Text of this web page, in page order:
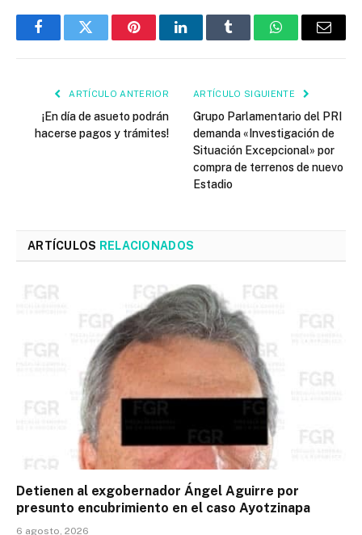
FacebookTwitter PinterestLinkedInTumblr WhatsAppEmail
ARTÍCULO ANTERIOR
¡En día de asueto podrán
hacerse pagos y trámites!
ARTÍCULO SIGUIENTE
Grupo Parlamentario del PRI
demanda «Investigación de
Situación Excepcional» por
compra de terrenos de nuevo
Estadio
ARTÍCULOS RELACIONADOS
Detienen al exgobernador Ángel Aguirre por
presunto encubrimiento en el caso Ayotzinapa
6 agosto, 2026